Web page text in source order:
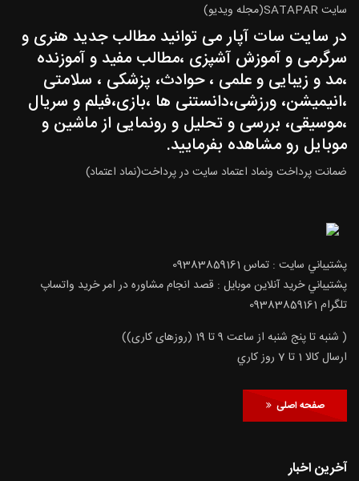
سایت SATAPAR(مجله ویدیو)
در سایت سات آپار می توانید مطالب جدید هنری و
سرگرمی و آموزش آشپزی ،مطالب مفید و آموزنده
،مد و زیبایی و علمی ، حوادث، پزشکی ، سلامتی
،انیمیشن، ورزشی،دانستنی ها ،بازی،فیلم و سریال
،موسیقی، بررسی و تحلیل و رونمایی از ماشین و
موبایل رو مشاهده بفرمایید.
ضمانت پرداخت ونماد اعتماد سایت در پرداخت(نماد اعتماد)
پشتيباني سايت : تماس 09383859161
پشتيباني خريد آنلاين موبايل : قصد انجام مشاوره در امر خرید واتساپ
تلگرام 09383859161
( شنبه تا پنج شنبه از ساعت 9 تا 19 (روزهای کاری))
ارسال كالا 1 تا 7 روز كاري
صفحه اصلی
آخرین اخبار